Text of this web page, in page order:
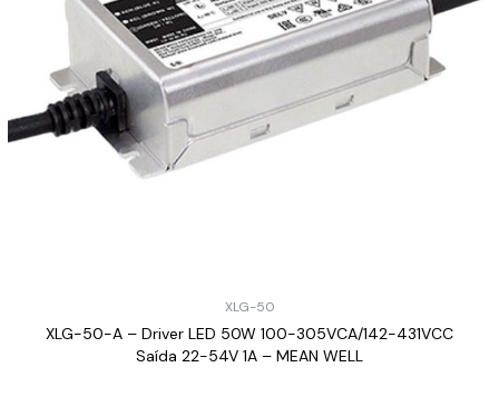
XLG-50
XLG-50-A – Driver LED 50W 100-305VCA/142-431VCC
Saída 22-54V 1A – MEAN WELL